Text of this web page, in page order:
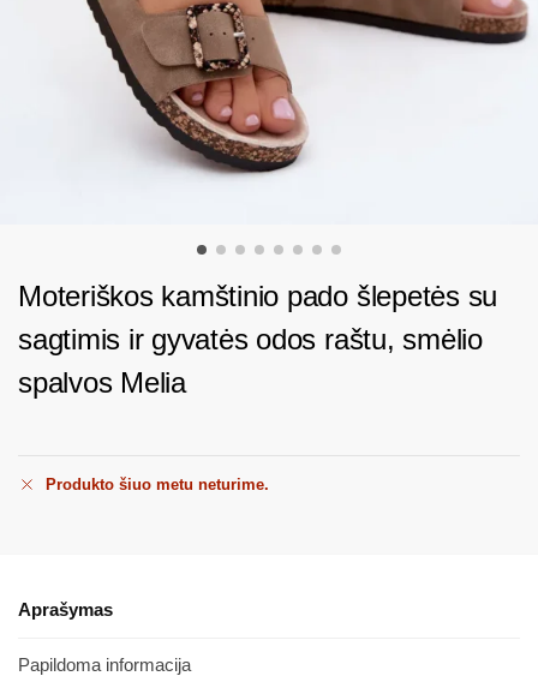
Moteriškos kamštinio pado šlepetės su
sagtimis ir gyvatės odos raštu, smėlio
spalvos Melia
Produkto šiuo metu neturime.
Aprašymas
Papildoma informacija